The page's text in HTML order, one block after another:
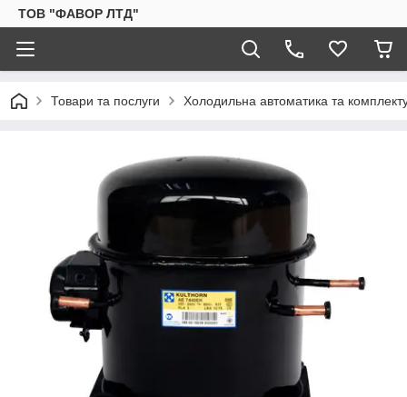
ТОВ "ФАВОР ЛТД"
Товари та послуги Холодильна автоматика та